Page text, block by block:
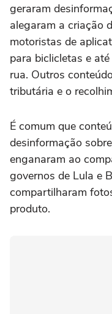
geraram
alegaram a criação
motoristas de
para biclicletas e
rua. Outros
tributária e o
É comum que
desinformação
enganaram ao
governos de Lula e
compartilharam
produto.